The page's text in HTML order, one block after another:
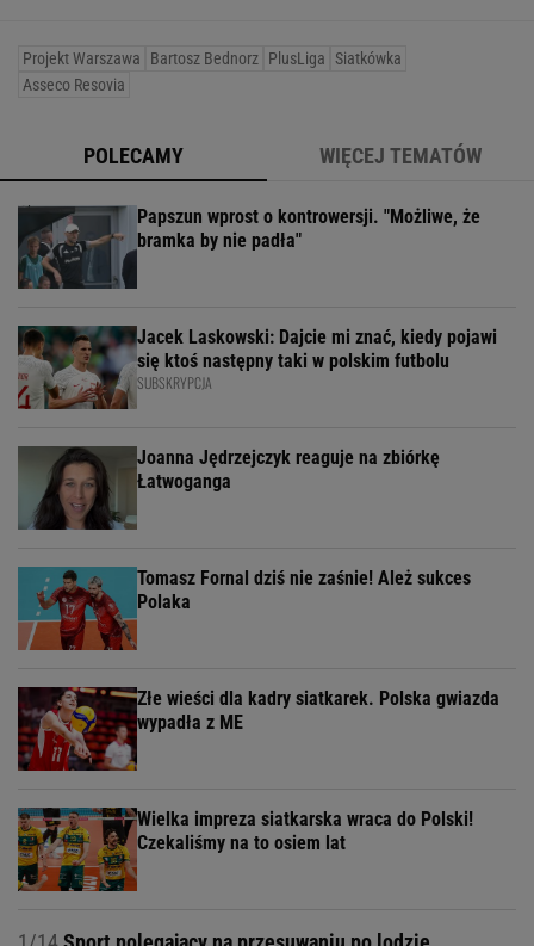
Projekt Warszawa Bartosz Bednorz PlusLiga Siatkówka
Asseco Resovia
POLECAMY WIĘCEJ TEMATÓW
Papszun wprost o kontrowersji. "Możliwe, że
bramka by nie padła"
Jacek Laskowski: Dajcie mi znać, kiedy pojawi
się ktoś następny taki w polskim futbolu
SUBSKRYPCJA
Joanna Jędrzejczyk reaguje na zbiórkę
Łatwoganga
Tomasz Fornal dziś nie zaśnie! Ależ sukces
Polaka
Złe wieści dla kadry siatkarek. Polska gwiazda
wypadła z ME
Wielka impreza siatkarska wraca do Polski!
Czekaliśmy na to osiem lat